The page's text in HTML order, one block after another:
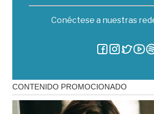
Conéctese a nuestras